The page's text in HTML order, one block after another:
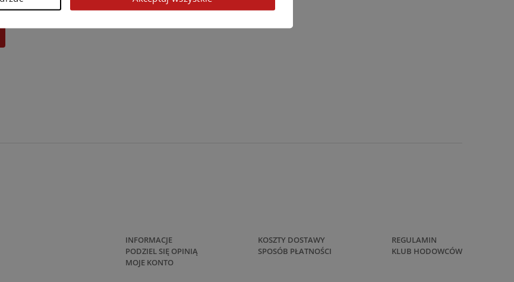
INFORMACJE
PODZIEL SIĘ OPINIĄ
MOJE KONTO
KOSZTY DOSTAWY
SPOSÓB PŁATNOŚCI
REGULAMIN
KLUB HODOWCÓW